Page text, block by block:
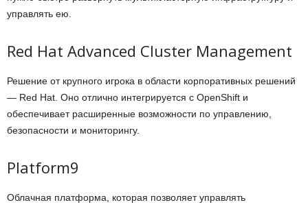
управлять ею.
Red Hat Advanced Cluster Management
Решение от крупного игрока в области корпоративных решений
— Red Hat. Оно отлично интегрируется с OpenShift и
обеспечивает расширенные возможности по управлению,
безопасности и мониторингу.
Platform9
Облачная платформа, которая позволяет управлять